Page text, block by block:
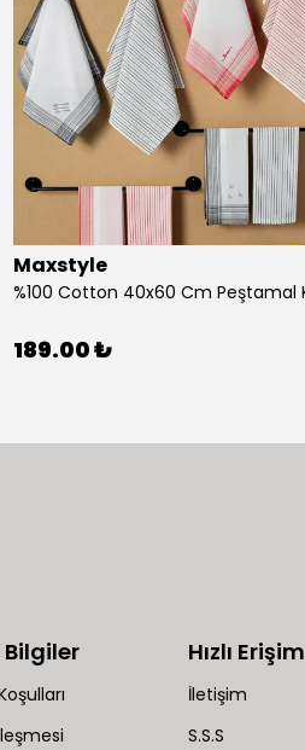
Maxstyle
189.00 ₺
Hızlı Erişim
İletişim
S.S.S